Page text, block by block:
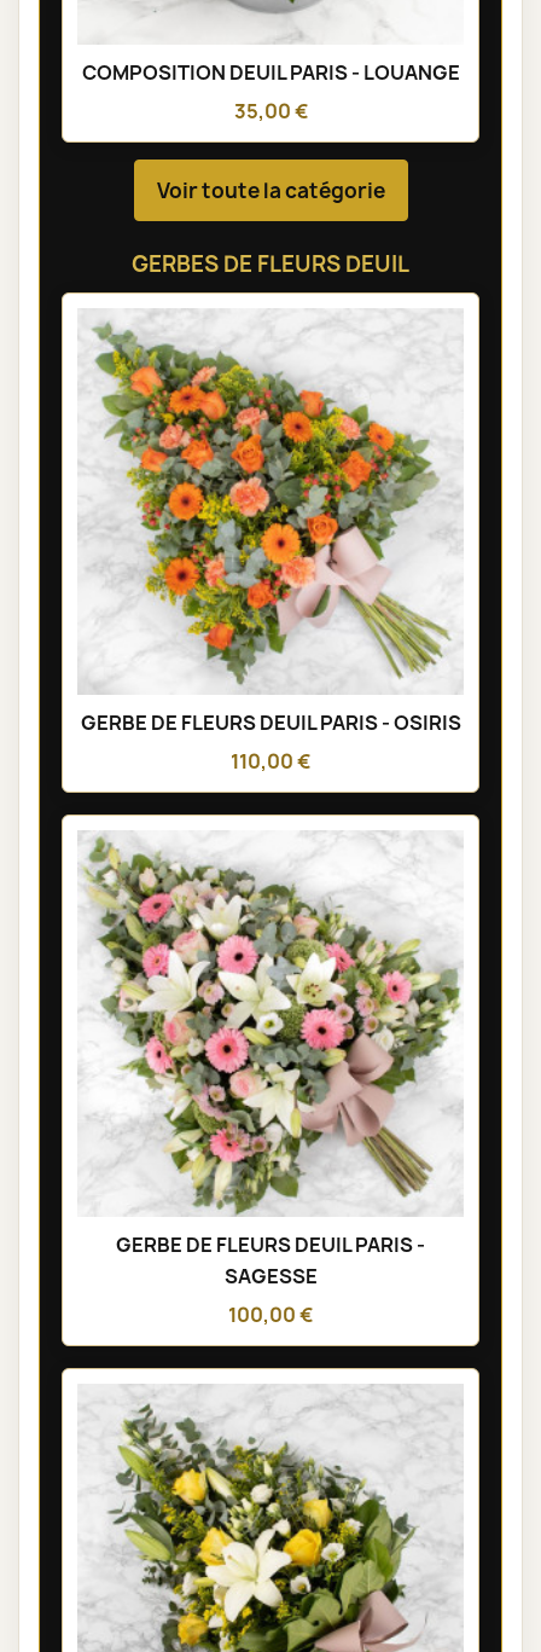
COMPOSITION DEUIL PARIS - LOUANGE
35,00 €
Voir toute la catégorie
GERBES DE FLEURS DEUIL
GERBE DE FLEURS DEUIL PARIS - OSIRIS
110,00 €
GERBE DE FLEURS DEUIL PARIS -
SAGESSE
100,00 €